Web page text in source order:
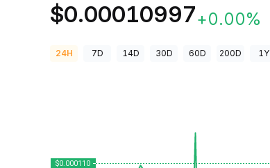
$0.00010997+0.00%
24H 7D 14D 30D 60D 200D 1Y